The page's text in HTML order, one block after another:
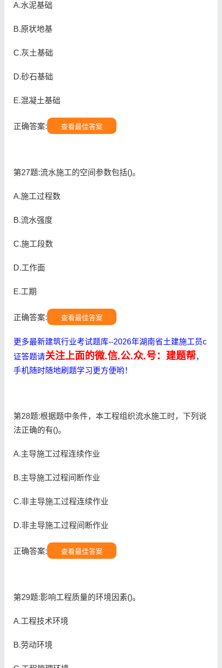
A.水泥基础
B.原状地基
C.灰土基础
D.砂石基础
E.混凝土基础
正确答案: 查看最佳答案
第27题:流水施工的空间参数包括()。
A.施工过程数
B.流水强度
C.施工段数
D.工作面
E.工期
正确答案: 查看最佳答案
更多最新建筑行业考试题库--2026年湖南省土建施工员c
证答题请关注上面的微.信.公.众.号：建题帮，
手机随时随地刷题学习更方便哟！
第28题:根据题中条件，本工程组织流水施工时，下列说
法正确的有()。
A.主导施工过程连续作业
B.主导施工过程间断作业
C.非主导施工过程连续作业
D.非主导施工过程间断作业
正确答案: 查看最佳答案
第29题:影响工程质量的环境因素()。
A.工程技术环境
B.劳动环境